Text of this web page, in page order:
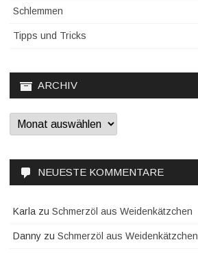
Schlemmen
Tipps und Tricks
ARCHIV
Archiv
NEUESTE KOMMENTARE
Karla zu Schmerzöl aus Weidenkätzchen
Danny zu Schmerzöl aus Weidenkätzchen